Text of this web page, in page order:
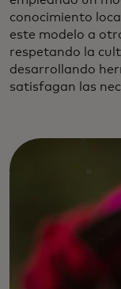
conocimiento
este modelo a
respetando la
desarrollando
satisfagan las